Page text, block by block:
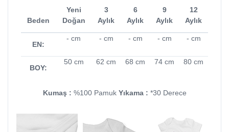
Beden
Yeni
Doğan
3
Aylık
6
Aylık
9
Aylık
12
Aylık
EN:
- cm - cm - cm - cm - cm
BOY:
50 cm 62 cm 68 cm 74 cm 80 cm
Kumaş : %100 Pamuk Yıkama : *30 Derece